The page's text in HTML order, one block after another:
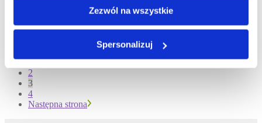
Zezwól na wszystkie
Spersonalizuj
Stronicowanie wpisów
1
2
3
4
Następna strona